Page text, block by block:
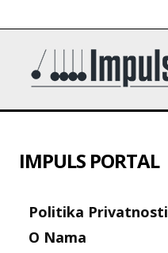
IMPULS PORTAL
Politika Privatnosti
O Nama